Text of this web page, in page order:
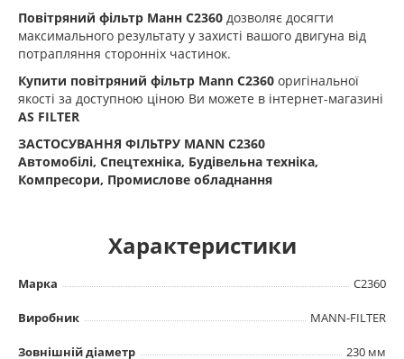
Повітряний фільтр Манн C2360 дозволяє досягти
максимального результату у захисті вашого двигуна від
потрапляння сторонніх частинок.
Купити повітряний фільтр Mann C2360 оригінальної
якості за доступною ціною Ви можете в інтернет-магазині
AS FILTER
ЗАСТОСУВАННЯ ФІЛЬТРУ MANN C2360
Автомобілі, Спецтехніка, Будівельна техніка,
Компресори, Промислове обладнання
Характеристики
Марка C2360
Виробник MANN-FILTER
Зовнішній діаметр 230 мм